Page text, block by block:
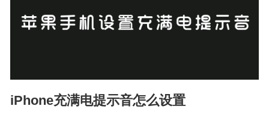
iPhone充满电提示音怎么设置